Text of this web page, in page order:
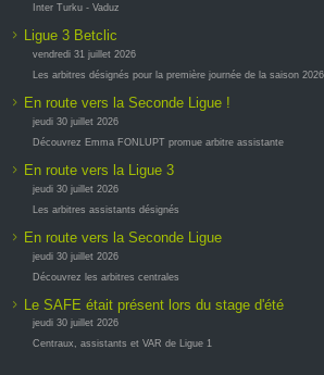
Inter Turku - Vaduz
Ligue 3 Betclic
vendredi 31 juillet 2026
Les arbitres désignés pour la première journée de la saison
En route vers la Seconde Ligue !
jeudi 30 juillet 2026
Découvrez Emma FONLUPT promue arbitre assistante
En route vers la Ligue 3
jeudi 30 juillet 2026
Les arbitres assistants désignés
En route vers la Seconde Ligue
jeudi 30 juillet 2026
Découvrez les arbitres centrales
Le SAFE était présent lors du stage d'été
jeudi 30 juillet 2026
Centraux, assistants et VAR de Ligue 1